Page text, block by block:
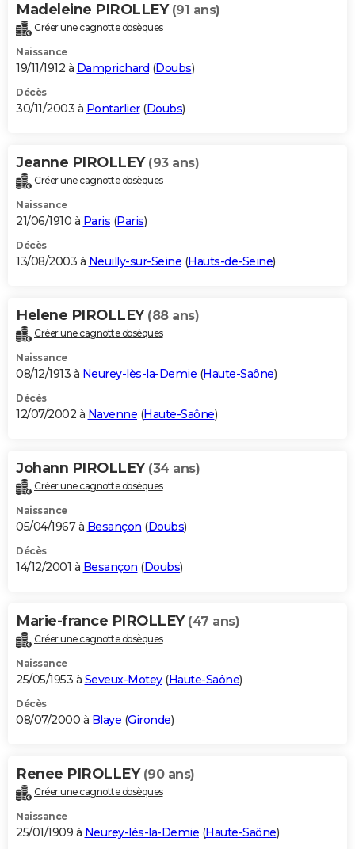
Madeleine PIROLLEY (91 ans)
Créer une cagnotte obsèques
Naissance
19/11/1912 à Damprichard (Doubs)
Décès
30/11/2003 à Pontarlier(Doubs)
Jeanne PIROLLEY (93 ans)
Créer une cagnotte obsèques
Naissance
21/06/1910 à Paris (Paris)
Décès
13/08/2003 à Neuilly-sur-Seine (Hauts-de-Seine)
Helene PIROLLEY (88 ans)
Créer une cagnotte obsèques
Naissance
08/12/1913 à Neurey-lès-la-Demie (Haute-Saône)
Décès
12/07/2002 à Navenne (Haute-Saône)
Johann PIROLLEY (34 ans)
Créer une cagnotte obsèques
Naissance
05/04/1967 à Besançon (Doubs)
Décès
14/12/2001 à Besançon (Doubs)
Marie-france PIROLLEY (47 ans)
Créer une cagnotte obsèques
Naissance
25/05/1953 à Seveux-Motey(Haute-Saône)
Décès
08/07/2000 à Blaye (Gironde)
Renee PIROLLEY (90 ans)
Créer une cagnotte obsèques
Naissance
25/01/1909 à Neurey-lès-la-Demie (Haute-Saône)